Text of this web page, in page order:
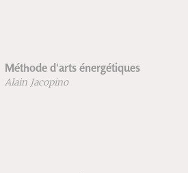
Méthode d'arts énergétiques
Alain Jacopino